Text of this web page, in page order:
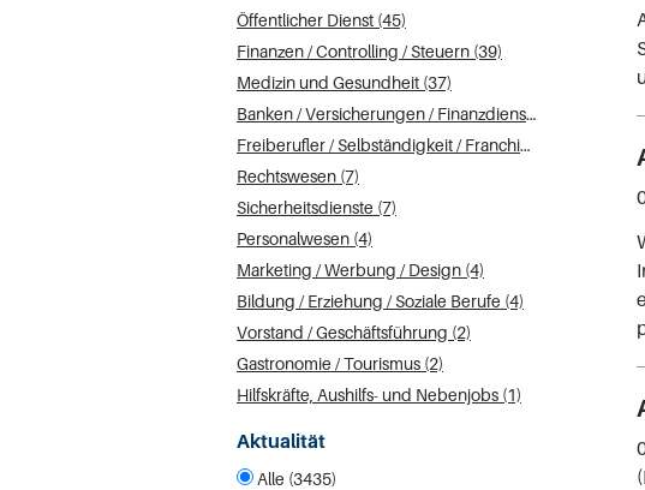
Öffentlicher Dienst (45)
Finanzen / Controlling / Steuern (39)
Medizin und Gesundheit (37)
Banken / Versicherungen / Finanzdienstleister (22)
Freiberufler / Selbständigkeit / Franchise (17)
Rechtswesen (7)
Sicherheitsdienste (7)
Personalwesen (4)
Marketing / Werbung / Design (4)
Bildung / Erziehung / Soziale Berufe (4)
Vorstand / Geschäftsführung (2)
Gastronomie / Tourismus (2)
Hilfskräfte, Aushilfs- und Nebenjobs (1)
Aktualität
Alle (3435)